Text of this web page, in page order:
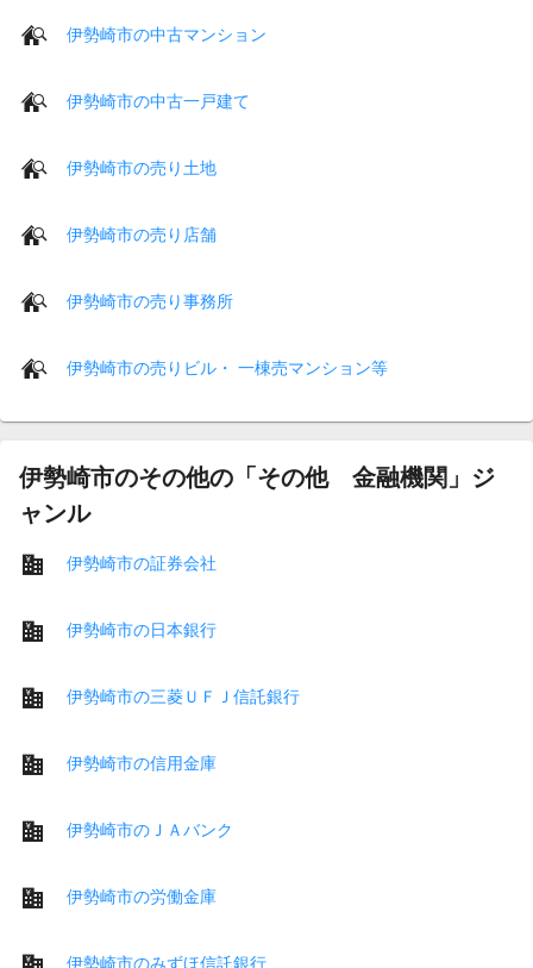
伊勢崎市の中古マンション
伊勢崎市の中古一戸建て
伊勢崎市の売り土地
伊勢崎市の売り店舗
伊勢崎市の売り事務所
伊勢崎市の売りビル・ 一棟売マンション等
伊勢崎市のその他の「その他 金融機関」ジ
ャンル
伊勢崎市の証券会社
伊勢崎市の日本銀行
伊勢崎市の三菱ＵＦＪ信託銀行
伊勢崎市の信用金庫
伊勢崎市のＪＡバンク
伊勢崎市の労働金庫
伊勢崎市のみずほ信託銀行